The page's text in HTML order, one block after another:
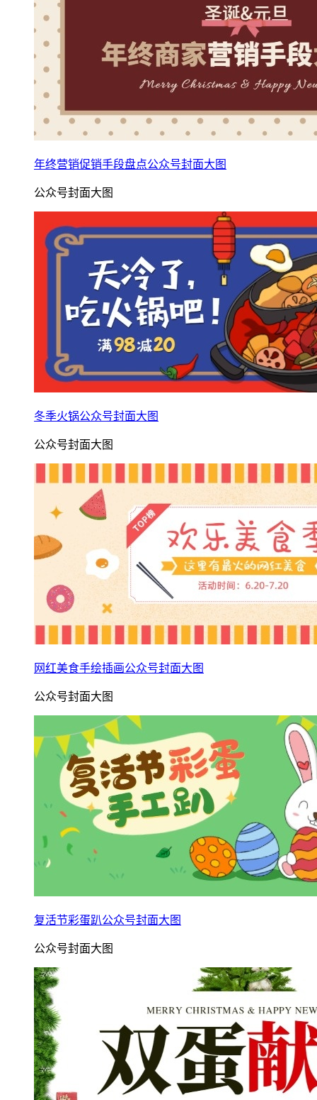
年终营销促销手段盘点公众号封面大图
公众号封面大图
冬季火锅公众号封面大图
公众号封面大图
网红美食手绘插画公众号封面大图
公众号封面大图
复活节彩蛋趴公众号封面大图
公众号封面大图